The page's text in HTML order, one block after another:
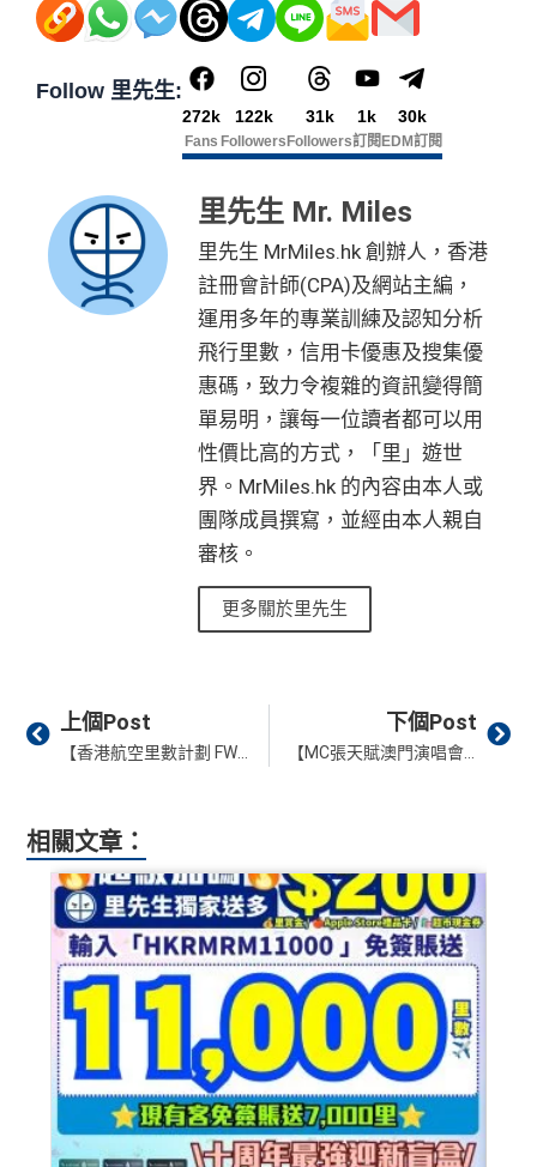
Follow 里先生:
272k
Fans
122k
Followers
31k
Followers
1k
訂閱
30k
EDM訂閱
里先生 Mr. Miles
里先生 MrMiles.hk 創辦人，香港
註冊會計師(CPA)及網站主編，
運用多年的專業訓練及認知分析
飛行里數，信用卡優惠及搜集優
惠碼，致力令複雜的資訊變得簡
單易明，讓每一位讀者都可以用
性價比高的方式，「里」遊世
界。MrMiles.hk 的內容由本人或
團隊成員撰寫，並經由本人親自
審核。
更多關於里先生
Prev
上個Post
【香港航空里數計劃 FWC 改制】Hong Kong Airlines 金鵬俱樂部 累積積分標準由飛行距離制改為消費金額制！經濟艙兌換標準降低！
下個Post
【MC張天賦澳門演唱會2025】10月8日12pm 公開發售
相關文章：